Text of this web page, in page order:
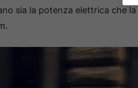
sia la potenza elettrica che